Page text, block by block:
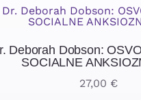
Deborah Dobson:
SOCIALNE
27,00 €